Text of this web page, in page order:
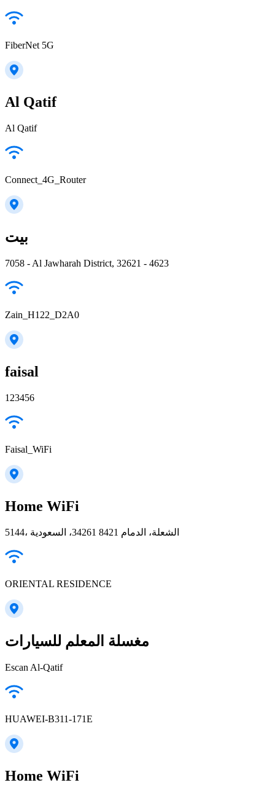
FiberNet 5G
Al Qatif
Al Qatif
Connect_4G_Router
بيت
7058 - Al Jawharah District, 32621 - 4623
Zain_H122_D2A0
faisal
123456
Faisal_WiFi
Home WiFi
5144، الشعلة، الدمام 34261 8421، السعودية
ORIENTAL RESIDENCE
مغسلة المعلم للسيارات
Escan Al-Qatif
HUAWEI-B311-171E
Home WiFi